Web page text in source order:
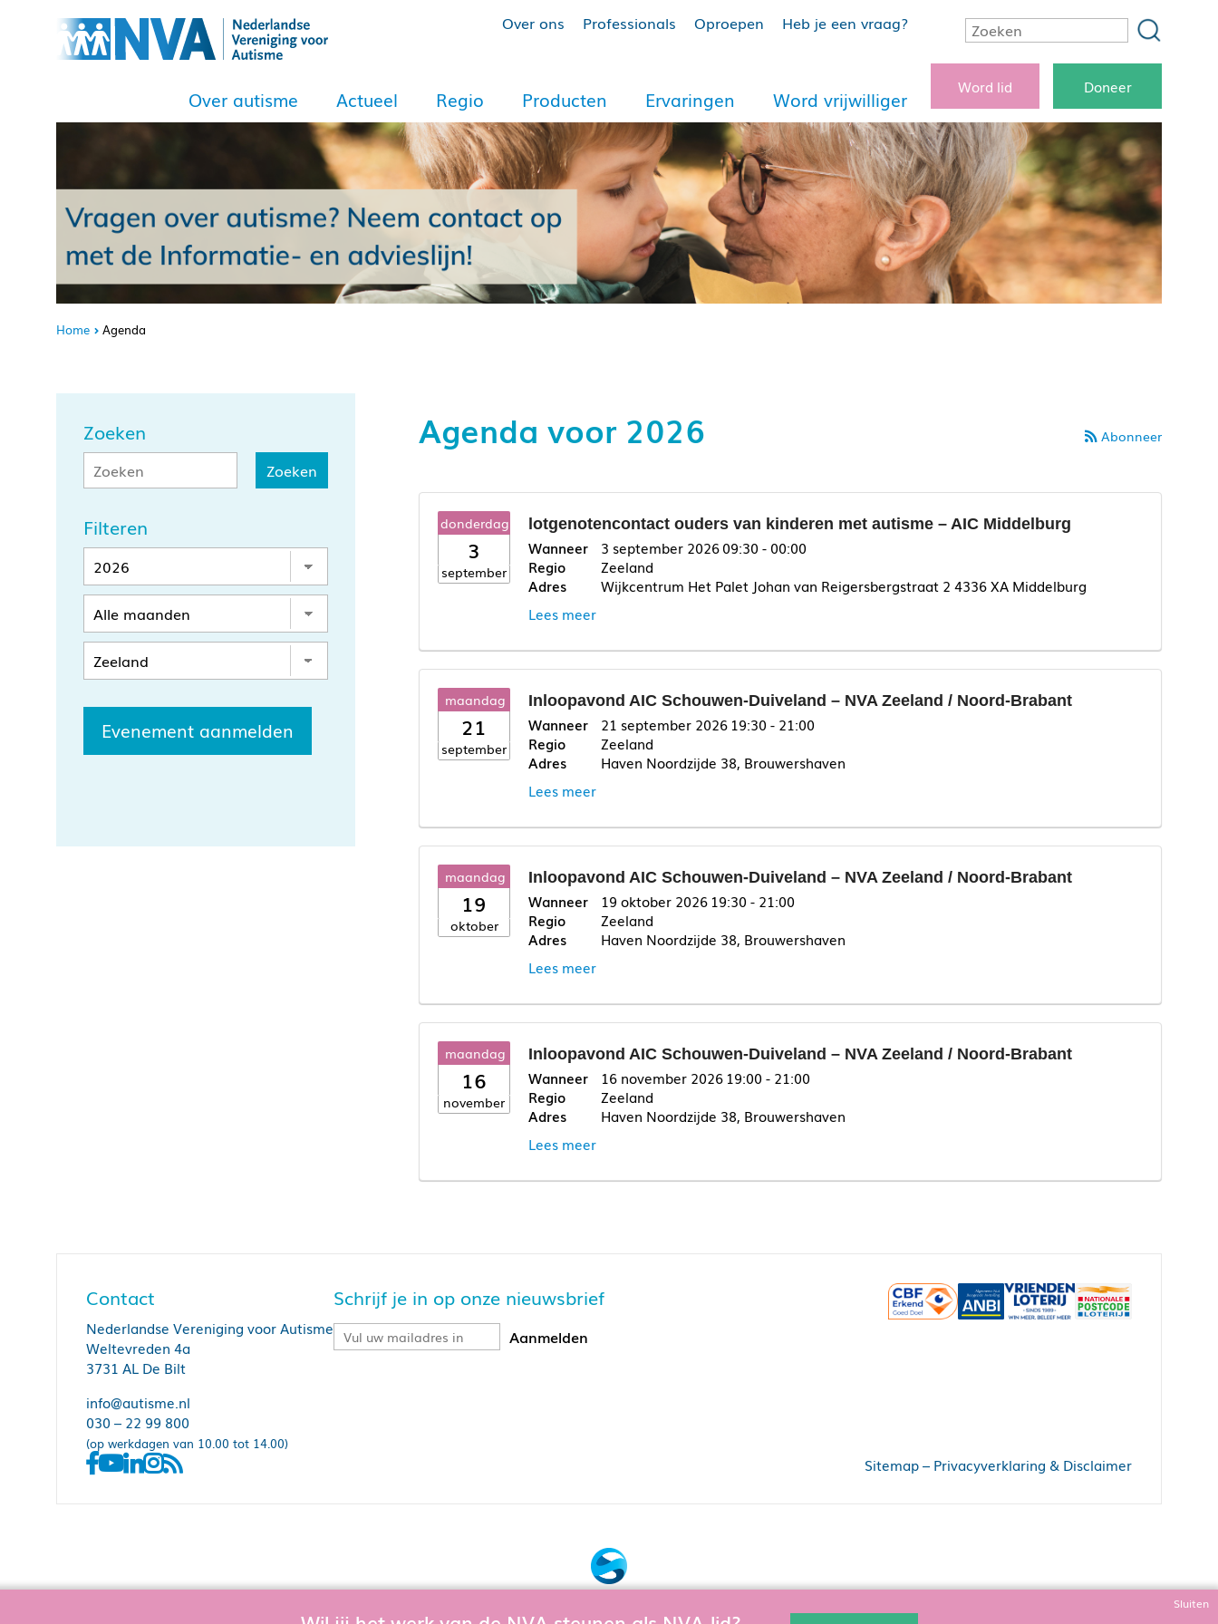
Over ons Professionals Oproepen Heb je een vraag?
Over autisme Actueel Regio Producten Ervaringen Word vrijwilliger
Word lid Doneer
Home Agenda
Zoeken
Filteren
Evenement aanmelden
Abonneer
Agenda voor 2026
donderdag
3
september
lotgenotencontact ouders van kinderen met autisme – AIC Middelburg
3 september 202609:30 - 00:00
Zeeland
Wijkcentrum Het Palet Johan van Reigersbergstraat 2 4336 XA Middelburg
Lees meer
deze link
maandag
21
september
Inloopavond AIC Schouwen-Duiveland – NVA Zeeland / Noord-Brabant
21 september 2026 19:30 - 21:00
Zeeland
Haven Noordzijde 38, Brouwershaven
Lees meer
maandag
19
oktober
Inloopavond AIC Schouwen-Duiveland – NVA Zeeland / Noord-Brabant
19 oktober 2026 19:30 - 21:00
Zeeland
Haven Noordzijde 38, Brouwershaven
Lees meer
maandag
16
november
Inloopavond AIC Schouwen-Duiveland – NVA Zeeland / Noord-Brabant
16 november 2026 19:00 - 21:00
Zeeland
Haven Noordzijde 38, Brouwershaven
Lees meer
Contact
Nederlandse Vereniging voor Autisme
Weltevreden 4a
3731 AL De Bilt
info@autisme.nl
030 – 22 99 800
(op werkdagen van 10.00 tot 14.00)
Schrijf je in op onze nieuwsbrief
Sitemap– Privacyverklaring & Disclaimer
Sluiten